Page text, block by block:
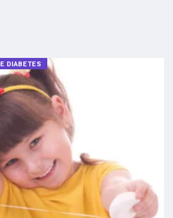
DIABETES